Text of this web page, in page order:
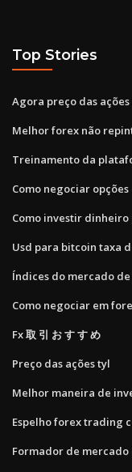
Top Stories
Agora preço das ações
Melhor forex não
Treinamento da
Como negociar
Como investir
Usd para bitcoin taxa
Índices do mercado de
Como negociar em
Fx 取 引 お す す め
Preço das ações tyl
Melhor maneira de
Espelho forex trading
Formador de